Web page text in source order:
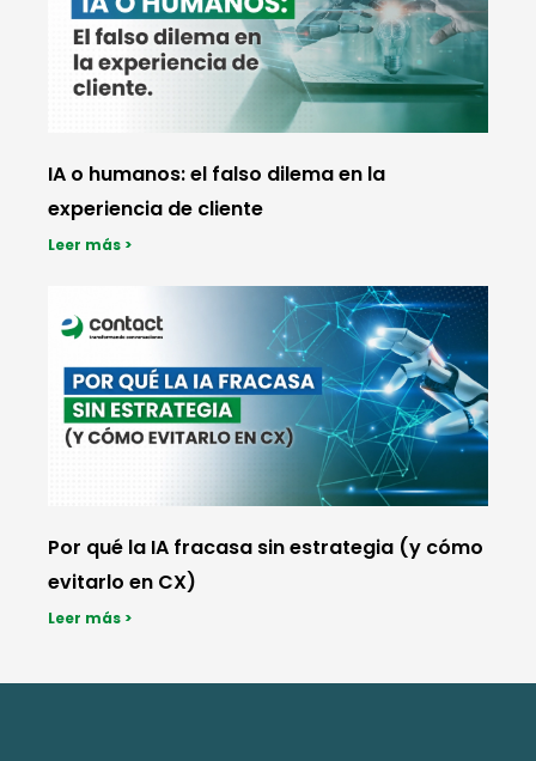
IA o humanos: el falso dilema en la
experiencia de cliente
Leer más >
Por qué la IA fracasa sin estrategia (y cómo
evitarlo en CX)
Leer más >